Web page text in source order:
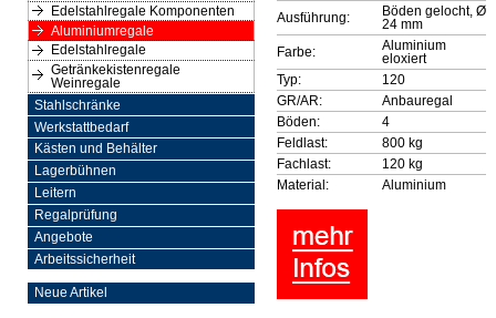
Edelstahlregale Komponenten
Aluminiumregale
Edelstahlregale
Getränkekistenregale
Weinregale
Stahlschränke
Werkstattbedarf
Kästen und Behälter
Lagerbühnen
Leitern
Regalprüfung
Angebote
Arbeitssicherheit
Neue Artikel
Ausführung:
Böden gelocht, Ø
24 mm
Farbe:
Aluminium
eloxiert
Typ:
120
GR/AR:
Anbauregal
Böden:
4
Feldlast:
800 kg
Fachlast:
120 kg
Material:
Aluminium